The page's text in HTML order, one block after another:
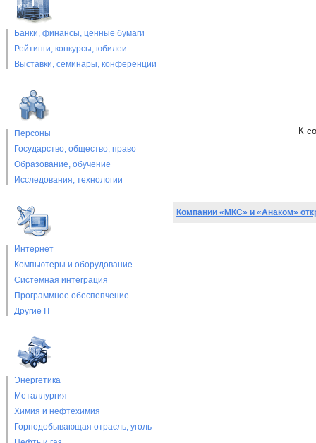
Банки, финансы, ценные бумаги
Рейтинги, конкурсы, юбилеи
Выставки, cеминары, конференции
Персоны
Государство, общество, право
Образование, обучение
Исследования, технологии
Интернет
Компьютеры и оборудование
Системная интеграция
Программное обеспепчение
Другие IT
Энергетика
Металлургия
Химия и нефтехимия
Горнодобывающая отрасль, уголь
К
Компании «МКС» и «Анаком»